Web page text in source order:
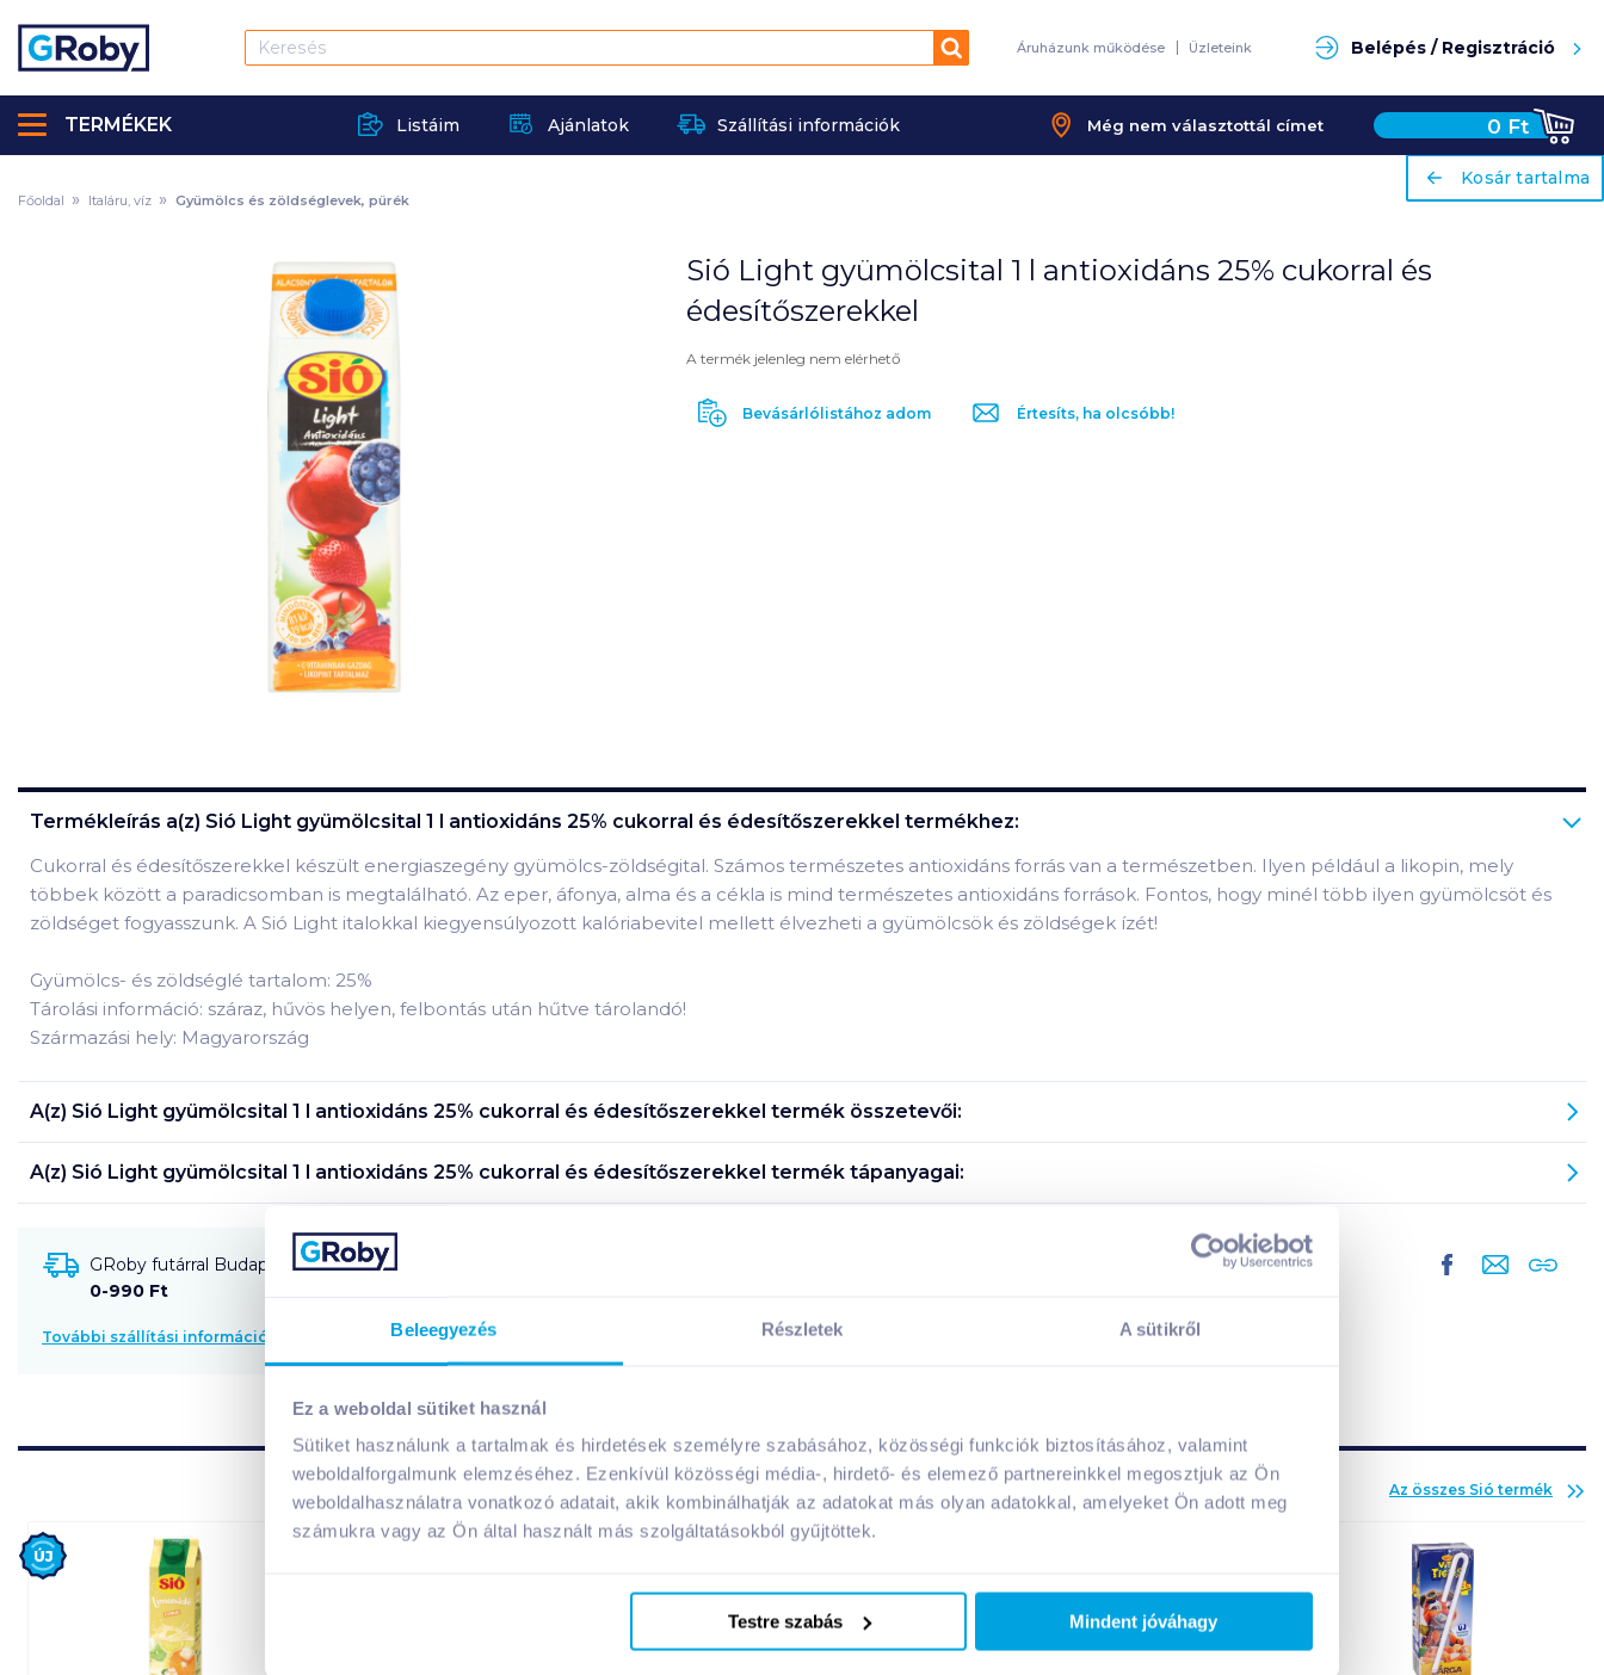
Beleegyezés Részletek A sütikről
Ez a weboldal sütiket használ
Sütiket használunk a tartalmak és hirdetések személyre szabásához, közösségi funkciók biztosításához, valamint
weboldalforgalmunk elemzéséhez. Ezenkívül közösségi média-, hirdető- és elemező partnereinkkel megosztjuk az Ön
weboldalhasználatra vonatkozó adatait, akik kombinálhatják az adatokat más olyan adatokkal, amelyeket Ön adott meg
számukra vagy az Ön által használt más szolgáltatásokból gyűjtöttek.
Testre szabás Mindent jóváhagy
Keresés Áruházunk működése Üzleteink Belépés / Regisztráció
Listáim Ajánlatok Szállítási információk Még nem választottál címet 0 Ft
TERMÉKEK
ariaLabel
Kosár tartalma
Adj hozzá termékeket!
Főoldal Italáru, víz Gyümölcs és zöldséglevek, pürék
Sió Light gyümölcsital 1 l antioxidáns 25% cukorral és
édesítőszerekkel
A termék jelenleg nem elérhető
Bevásárlólistához adom Értesíts, ha olcsóbb!
Termékleírás a(z) Sió Light gyümölcsital 1 l antioxidáns 25% cukorral és édesítőszerekkel termékhez:
Cukorral és édesítőszerekkel készült energiaszegény gyümölcs-zöldségital. Számos természetes antioxidáns forrás van a természetben. Ilyen például a likopin, mely
többek között a paradicsomban is megtalálható. Az eper, áfonya, alma és a cékla is mind természetes antioxidáns források. Fontos, hogy minél több ilyen gyümölcsöt és
zöldséget fogyasszunk. A Sió Light italokkal kiegyensúlyozott kalóriabevitel mellett élvezheti a gyümölcsök és zöldségek ízét!
Gyümölcs- és zöldséglé tartalom: 25%
Tárolási információ: száraz, hűvös helyen, felbontás után hűtve tárolandó!
Származási hely: Magyarország
A(z) Sió Light gyümölcsital 1 l antioxidáns 25% cukorral és édesítőszerekkel termék összetevői:
A(z) Sió Light gyümölcsital 1 l antioxidáns 25% cukorral és édesítőszerekkel termék tápanyagai:
GRoby futárral Budapestre és környékére szállítható
0-990 Ft
További szállítási információk
Az összes Sió termék
Új Új